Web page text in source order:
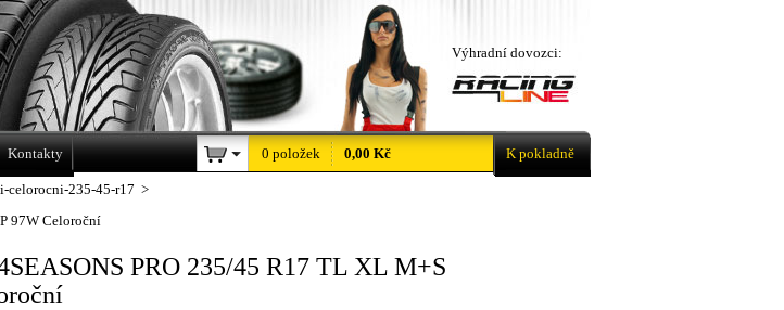
celorocni-235-45-r17 >
97W Celoroční
PRO 235/45 R17 TL XL M+S
Výhradní dovozci:
Kontakty 0 položek 0,00 Kč K pokladně